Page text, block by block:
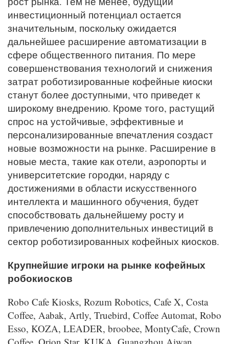
инвестиционный потенциал остается
значительным, поскольку ожидается
дальнейшее расширение автоматизации в
сфере общественного питания. По мере
совершенствования технологий и снижения
затрат роботизированные кофейные киоски
станут более доступными, что приведет к
широкому внедрению. Кроме того, растущий
спрос на устойчивые, эффективные и
персонализированные впечатления создаст
новые возможности на рынке. Расширение в
новые места, такие как отели, аэропорты и
университетские городки, наряду с
достижениями в области искусственного
интеллекта и машинного обучения, будет
способствовать дальнейшему росту и
привлечению дополнительных инвестиций в
сектор роботизированных кофейных киосков.
Крупнейшие игроки на рынке кофейных
робокиосков
Robo Cafe Kiosks, Rozum Robotics, Cafe X, Costa
Coffee, Aabak, Artly, Truebird, Coffee Automat, Robo
Esso, KOZA, LEADER, broobee, MontyCafe, Crown